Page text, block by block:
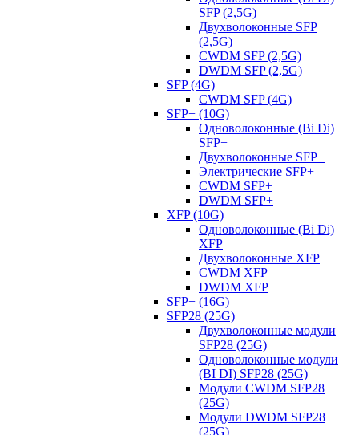
SFP (2,5G)
Двухволоконные SFP
(2,5G)
CWDM SFP (2,5G)
DWDM SFP (2,5G)
SFP (4G)
CWDM SFP (4G)
SFP+ (10G)
Одноволоконные (Bi Di)
SFP+
Двухволоконные SFP+
Электрические SFP+
CWDM SFP+
DWDM SFP+
XFP (10G)
Одноволоконные (Bi Di)
XFP
Двухволоконные XFP
CWDM XFP
DWDM XFP
SFP+ (16G)
SFP28 (25G)
Двухволоконные модули
SFP28 (25G)
Одноволоконные модули
(BI DI) SFP28 (25G)
Модули CWDM SFP28
(25G)
Модули DWDM SFP28
(25G)